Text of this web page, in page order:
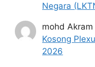
Negara
mohd Akram
Kosong
2026